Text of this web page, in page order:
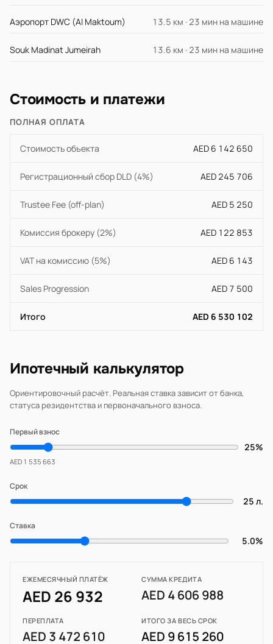
Аэропорт DWC (Al Maktoum) 13.5 км · 23 мин на машине
Souk Madinat Jumeirah 13.6 км · 23 мин на машине
Стоимость и платежи
ПОЛНАЯ ОПЛАТА
Стоимость объекта AED 6 142 650
Регистрационный сбор DLD (4%) AED 245 706
Trustee Fee (off-plan) AED 5 250
Комиссия брокеру (2%) AED 122 853
VAT на комиссию (5%) AED 6 143
Sales Progression AED 7 500
Итого AED 6 530 102
Ипотечный калькулятор
Ориентировочный расчёт. Реальная ставка зависит от банка,
статуса резидентства и первоначального взноса.
Первый взнос
25%
AED 1 535 663
Срок
25 л.
Ставка
5.0%
ЕЖЕМЕСЯЧНЫЙ ПЛАТЁЖ
AED 26 932
СУММА КРЕДИТА
AED 4 606 988
ПЕРЕПЛАТА
AED 3 472 610
ИТОГО ЗА ВЕСЬ СРОК
AED 9 615 260